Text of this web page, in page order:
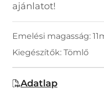
ajánlatot!
Emelési magasság:
Kiegészítők: Tömlő
Adatlap